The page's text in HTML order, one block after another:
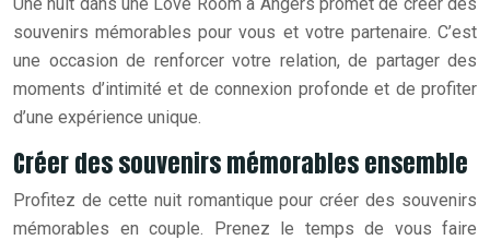
souvenirs mémorables pour vous et votre partenaire. C’est
une occasion de renforcer votre relation, de partager des
moments d’intimité et de connexion profonde et de profiter
d’une expérience unique.
Créer des souvenirs mémorables ensemble
Profitez de cette nuit romantique pour créer des souvenirs
mémorables en couple. Prenez le temps de vous faire